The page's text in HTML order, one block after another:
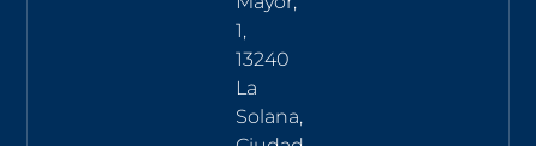
1,
13240
La
Solana,